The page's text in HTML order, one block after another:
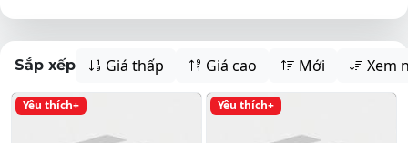
Sắp xếp Giá thấp Giá cao Mới Xem
Yêu thích+ Yêu thích+